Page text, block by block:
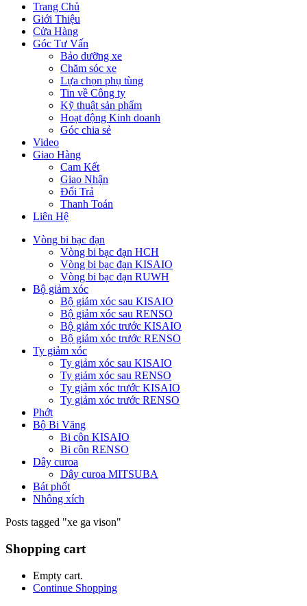
Trang Chủ
Giới Thiệu
Cửa Hàng
Góc Tư Vấn
Bảo dưỡng xe
Chăm sóc xe
Lựa chọn phụ tùng
Tin về Công ty
Kỹ thuật sản phẩm
Hoạt động Kinh doanh
Góc chia sẻ
Video
Giao Hàng
Cam Kết
Giao Nhận
Đổi Trả
Thanh Toán
Liên Hệ
Vòng bi bạc đạn
Vòng bi bạc đạn HCH
Vòng bi bạc đạn KISAIO
Vòng bi bạc đạn RUWH
Bộ giảm xóc
Bộ giảm xóc sau KISAIO
Bộ giảm xóc sau RENSO
Bộ giảm xóc trước KISAIO
Bộ giảm xóc trước RENSO
Ty giảm xóc
Ty giảm xóc sau KISAIO
Ty giảm xóc sau RENSO
Ty giảm xóc trước KISAIO
Ty giảm xóc trước RENSO
Phớt
Bộ Bi Văng
Bi côn KISAIO
Bi côn RENSO
Dây curoa
Dây curoa MITSUBA
Bát phốt
Nhông xích
Posts tagged "xe ga vison"
Shopping cart
Empty cart.
Continue Shopping